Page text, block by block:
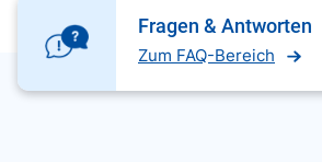
Fragen & Antworten
Zum FAQ-Bereich